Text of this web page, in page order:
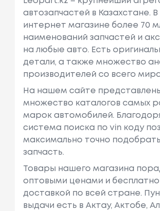
автозапчастей в Казахстане.
интернет магазине более 70
наименований запчастей и
на любые авто. Есть
детали, а также множество
производителей со всего
На нашем сайте
множество каталогов самых
марок автомобилей.
система поиска по vin коду
максимально точно
запчасть.
Товары нашего магазина
оптовыми ценами и
доставкой по всей стране.
выдачи есть в Актау, Актобе,